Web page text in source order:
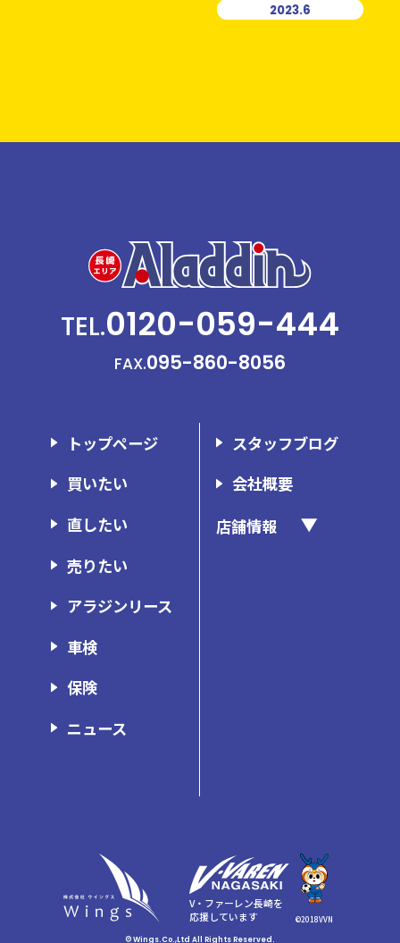
2023.6
TEL.0120-059-444
FAX.095-860-8056
トップページ
買いたい
直したい
売りたい
アラジンリース
車検
保険
ニュース
スタッフブログ
会社概要
店舗情報
V・ファーレン長崎を
応援しています
©2018VVN
© Wings.Co.,Ltd All Rights Reserved.